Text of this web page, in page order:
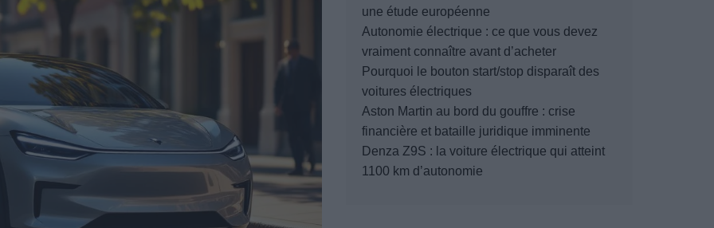
une étude européenne
Autonomie électrique : ce que vous devez
vraiment connaître avant d’acheter
Pourquoi le bouton start/stop disparaît des
voitures électriques
Aston Martin au bord du gouffre : crise
financière et bataille juridique imminente
Denza Z9S : la voiture électrique qui atteint
1100 km d’autonomie